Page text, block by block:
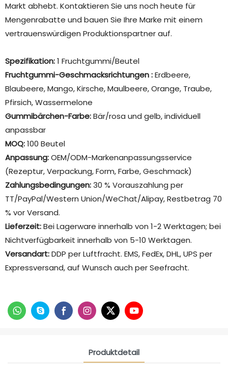
Markt abhebt. Kontaktieren Sie uns noch heute für
Mengenrabatte und bauen Sie Ihre Marke mit einem
vertrauenswürdigen Produktionspartner auf.
Spezifikation:1 Fruchtgummi/Beutel
Fruchtgummi-Geschmacksrichtungen:Erdbeere,
Blaubeere, Mango, Kirsche, Maulbeere, Orange, Traube,
Pfirsich, Wassermelone
Gummibärchen-Farbe:Bär/rosa und gelb, individuell
anpassbar
MOQ:100 Beutel
Anpassung:OEM/ODM-Markenanpassungsservice
(Rezeptur, Verpackung, Form, Farbe, Geschmack)
Zahlungsbedingungen:30 % Vorauszahlung per
TT/PayPal/Western Union/WeChat/Alipay, Restbetrag 70
% vor Versand.
Lieferzeit:Bei Lagerware innerhalb von 1-2 Werktagen; bei
Nichtverfügbarkeit innerhalb von 5-10 Werktagen.
Versandart:DDP per Luftfracht. EMS, FedEx, DHL, UPS per
Expressversand, auf Wunsch auch per Seefracht.
Produktdetail